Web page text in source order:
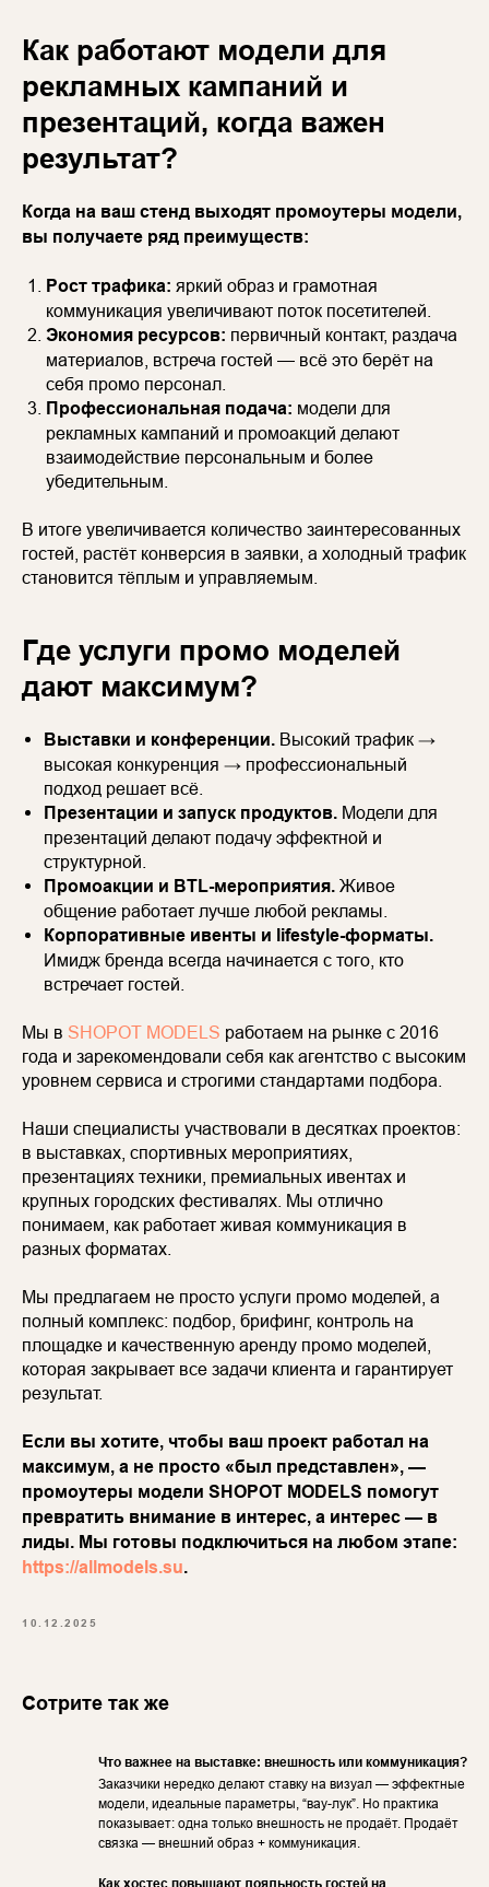
Как работают модели для
рекламных кампаний и
презентаций, когда важен
результат?
Когда на ваш стенд выходят промоутеры модели,
вы получаете ряд преимуществ:
Рост трафика: яркий образ и грамотная
коммуникация увеличивают поток посетителей.
Экономия ресурсов: первичный контакт, раздача
материалов, встреча гостей — всё это берёт на
себя промо персонал.
Профессиональная подача: модели для
рекламных кампаний и промоакций делают
взаимодействие персональным и более
убедительным.
В итоге увеличивается количество заинтересованных
гостей, растёт конверсия в заявки, а холодный трафик
становится тёплым и управляемым.
Где услуги промо моделей
дают максимум?
Выставки и конференции. Высокий трафик →
высокая конкуренция → профессиональный
подход решает всё.
Презентации и запуск продуктов. Модели для
презентаций делают подачу эффектной и
структурной.
Промоакции и BTL-мероприятия. Живое
общение работает лучше любой рекламы.
Корпоративные ивенты и lifestyle-форматы.
Имидж бренда всегда начинается с того, кто
встречает гостей.
Мы в SHOPOT MODELS работаем на рынке с 2016
года и зарекомендовали себя как агентство с высоким
уровнем сервиса и строгими стандартами подбора.
Наши специалисты участвовали в десятках проектов:
в выставках, спортивных мероприятиях,
презентациях техники, премиальных ивентах и
крупных городских фестивалях. Мы отлично
понимаем, как работает живая коммуникация в
разных форматах.
Мы предлагаем не просто услуги промо моделей, а
полный комплекс: подбор, брифинг, контроль на
площадке и качественную аренду промо моделей,
которая закрывает все задачи клиента и гарантирует
результат.
Если вы хотите, чтобы ваш проект работал на
максимум, а не просто «был представлен», —
промоутеры модели SHOPOT MODELS помогут
превратить внимание в интерес, а интерес — в
лиды. Мы готовы подключиться на любом этапе:
https://allmodels.su.
10.12.2025
Сотрите так же
Что важнее на выставке: внешность или коммуникация?
Заказчики нередко делают ставку на визуал — эффектные
модели, идеальные параметры, “вау-лук”. Но практика
показывает: одна только внешность не продаёт. Продаёт
связка — внешний образ + коммуникация.
Как хостес повышают лояльность гостей на